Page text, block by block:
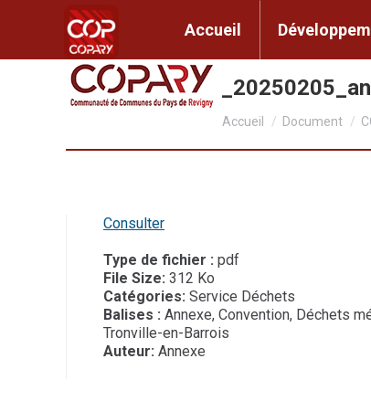
Accueil
Accueil Document
Consulter
Type de fichier : pdf
File Size: 312 Ko
Catégories: Service Déchets
Balises : Annexe, Convention, Déchets
Tronville-en-Barrois
Auteur: Annexe
Accueil